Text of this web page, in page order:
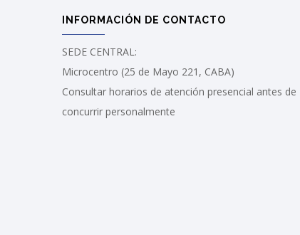
INFORMACIÓN DE CONTACTO
SEDE CENTRAL:
Microcentro (25 de Mayo 221, CABA)
Consultar horarios de atención presencial antes de
concurrir personalmente